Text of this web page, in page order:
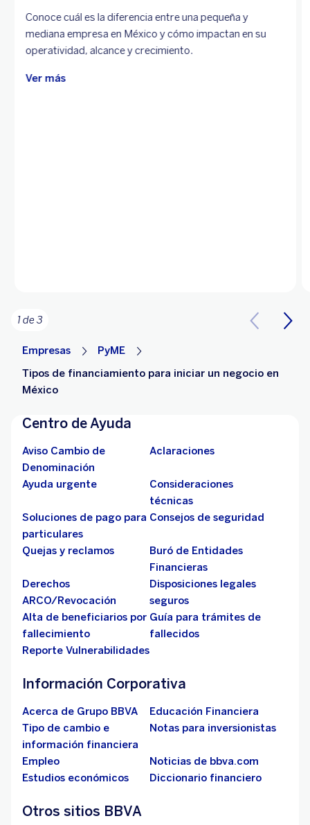
Conoce cuál es la diferencia entre una pequeña y
mediana empresa en México y cómo impactan en su
operatividad, alcance y crecimiento.
Ver más
1 de 3
Empresas
PyME
Tipos de financiamiento para iniciar un negocio en
México
Centro de Ayuda
Aviso Cambio de
Denominación
Aclaraciones
Ayuda urgente
Consideraciones
técnicas
Soluciones de pago para
particulares
Consejos de seguridad
Quejas y reclamos
Buró de Entidades
Financieras
Derechos
ARCO/Revocación
Disposiciones legales
seguros
Alta de beneficiarios por
fallecimiento
Guía para trámites de
fallecidos
Reporte Vulnerabilidades
Información Corporativa
Acerca de Grupo BBVA
Educación Financiera
Tipo de cambio e
información financiera
Notas para inversionistas
Empleo
Noticias de bbva.com
Estudios económicos
Diccionario financiero
Otros sitios BBVA